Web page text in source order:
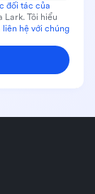
đối tác của
Lark. Tôi hiểu
liên hệ với chúng